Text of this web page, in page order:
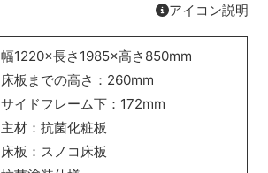
アイコン説明
幅1220×長さ1985×高さ850mm
床板までの高さ：260mm
サイドフレーム下：172mm
主材：抗菌化粧板
床板：スノコ床板